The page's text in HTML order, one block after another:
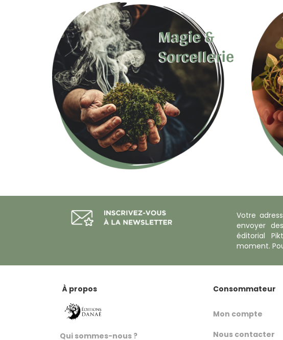
Votre
envoyer
éditorial
moment.
À propos
Qui sommes-nous ?
Consommateur
Mon compte
Nous contacter